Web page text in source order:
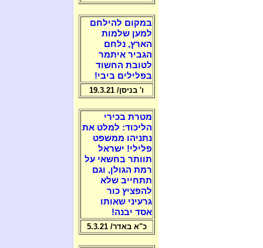
במקום להילחם
למען שלמות
הארץ, נלחם
הגביר איתמר
לטובת החשוד
בפלילים ביבי!
ו' בניסן/ 19.3.21
מטרת בכירי
הליכוד: למלט את
נתניהו ממשפט
פלילי! ישראל
תוותר בחשאי על
רמת הגולן, וגם
תתחייב שלא
להפציץ כור
גרעיני שאותו
אסד יבנה!
כ"א באדר/ 5.3.21